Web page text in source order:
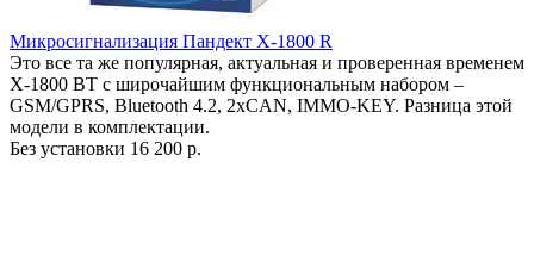
Микросигнализация Пандект X-1800 R
Это все та же популярная, актуальная и проверенная временем
X-1800 BT с широчайшим функциональным набором –
GSM/GPRS, Bluetooth 4.2, 2xCAN, IMMO-KEY. Разница этой
модели в комплектации.
Без установки 16 200 р.